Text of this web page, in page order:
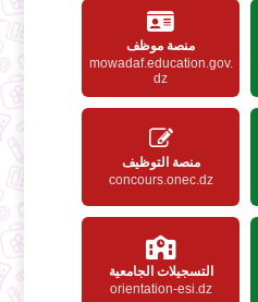
منصة موظف
mowadaf.education.gov.
dz
منصة التوظيف
concours.onec.dz
التسجيلات الجامعية
orientation-esi.dz